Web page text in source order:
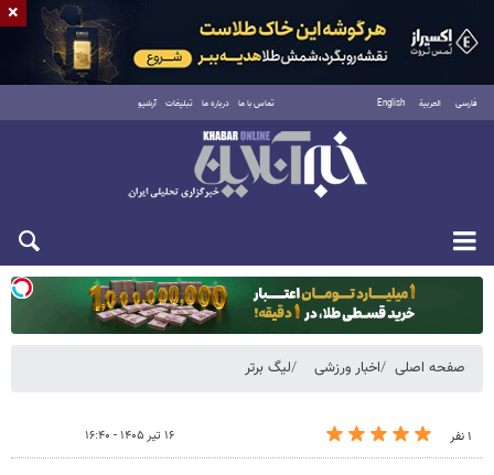
فارسی العربية English تماس با ما درباره ما تبلیغات آرشیو
دوشنبه ۱۹ مرداد ۱۴۰۵
صفحه اصلی اخبار ورزشی لیگ برتر
۱ نفر ۱۶ تیر ۱۴۰۵ - ۱۶:۴۰
×